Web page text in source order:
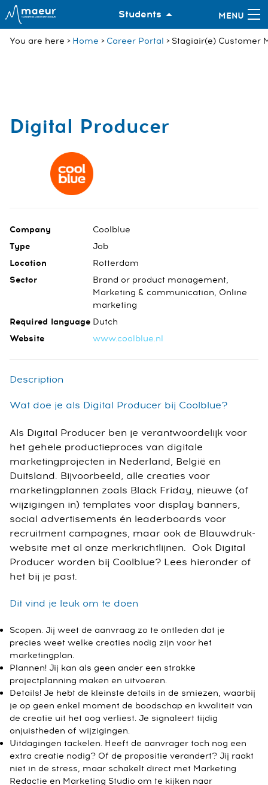
Students
You are here Home Career Portal Stagiair(e) Customer
Digital Producer
Company Coolblue
Type Job
Location Rotterdam
Sector
Brand or product management,
Marketing & communication, Online
marketing
Required language Dutch
Website www.coolblue.nl
Description
Wat doe je als Digital Producer bij Coolblue?
Als Digital Producer ben je verantwoordelijk voor
het gehele productieproces van digitale
marketingprojecten in Nederland, België en
Duitsland. Bijvoorbeeld, alle creaties voor
marketingplannen zoals Black Friday, nieuwe (of
wijzigingen in) templates voor display banners,
social advertisements én leaderboards voor
recruitment campagnes, maar ook de Blauwdruk-
website met al onze merkrichtlijnen. Ook Digital
Producer worden bij Coolblue? Lees hieronder of
het bij je past.
Dit vind je leuk om te doen
Scopen. Jij weet de aanvraag zo te ontleden dat je
precies weet welke creaties nodig zijn voor het
marketingplan.
Plannen! Jij kan als geen ander een strakke
projectplanning maken en uitvoeren.
Details! Je hebt de kleinste details in de smiezen, waarbij
je op geen enkel moment de boodschap en kwaliteit van
de creatie uit het oog verliest. Je signaleert tijdig
onjuistheden of wijzigingen.
Uitdagingen tackelen. Heeft de aanvrager toch nog een
extra creatie nodig? Of de propositie verandert? Jij raakt
niet in de stress, maar schakelt direct met Marketing
Redactie en Marketing Studio om te kijken naar